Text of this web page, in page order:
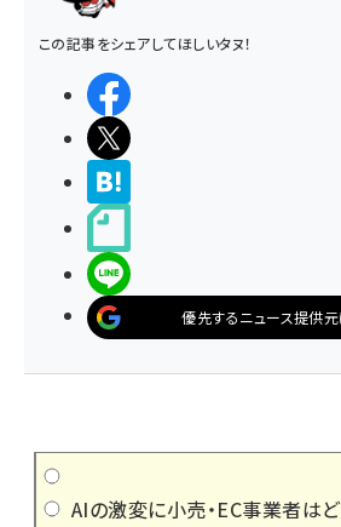
この記事をシェアしてほしいタヌ！
優先するニュース提供
AIの激変に小売・EC事業者は